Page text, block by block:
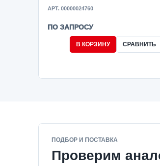
АРТ. 00000024760
ПО ЗАПРОСУ
В КОРЗИНУ СРАВНИТЬ
ПОДБОР И ПОСТАВКА
Проверим